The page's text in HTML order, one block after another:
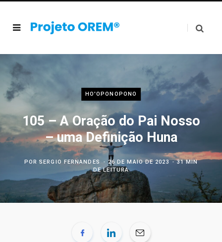
HO'OPONOPONO
105 – A Oração do Pai Nosso
– uma Definição Huna
PORSERGIO FERNANDES 26 DE MAIO DE 2023
31 MIN
DE LEITURA